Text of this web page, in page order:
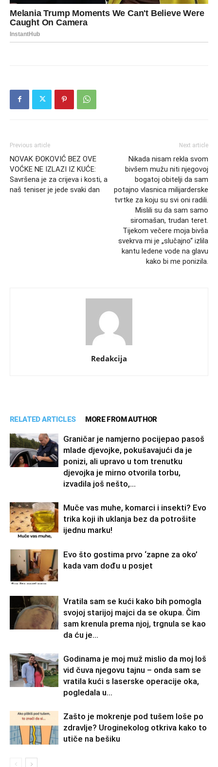
Previous article
NOVAK ĐOKOVIĆ BEZ OVE
VOĆKE NE IZLAZI IZ KUĆE:
Savršena je za crijeva i kosti, a
naš teniser je jede svaki dan
Next article
Nikada nisam rekla svom
bivšem mužu niti njegovoj
bogatoj obitelji da sam
potajno vlasnica milijarderske
tvrtke za koju su svi oni radili.
Mislili su da sam samo
siromašan, trudan teret.
Tijekom večere moja bivša
svekrva mi je „slučajno“ izlila
kantu ledene vode na glavu
kako bi me ponizila.
Redakcija
RELATED ARTICLES MORE FROM AUTHOR
Graničar je namjerno pocijepao pasoš
mlade djevojke, pokušavajući da je
ponizi, ali upravo u tom trenutku
djevojka je mirno otvorila torbu,
izvadila još nešto,...
Muče vas muhe, komarci i insekti? Evo
trika koji ih uklanja bez da potrošite
ijednu marku!
Evo što gostima prvo ‘zapne za oko’
kada vam dođu u posjet
Vratila sam se kući kako bih pomogla
svojoj starijoj majci da se okupa. Čim
sam krenula prema njoj, trgnula se kao
da ću je...
Godinama je moj muž mislio da moj loš
vid čuva njegovu tajnu – onda sam se
vratila kući s laserske operacije oka,
pogledala u...
Zašto je mokrenje pod tušem loše po
zdravlje? Uroginekolog otkriva kako to
utiče na bešiku